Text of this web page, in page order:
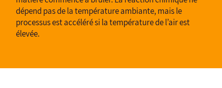
dépend pas de la température ambiante, mais le
processus est accéléré si la température de l’air est
élevée.